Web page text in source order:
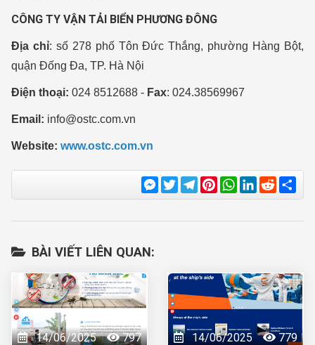
CÔNG TY VẬN TẢI BIỂN PHƯƠNG ĐÔNG
Địa chỉ: số 278 phố Tôn Đức Thắng, phường Hàng Bột,
quận Đống Đa, TP. Hà Nội
Điện thoại: 024 8512688 - Fax: 024.38569967
Email: info@ostc.com.vn
Website: www.ostc.com.vn
Messenger
TwitterTelegram
Pinterest
WhatsApp
LinkedIn
Reddit
BÀI VIẾT LIÊN QUAN:
14/06/2025 797 14/06/2025 779